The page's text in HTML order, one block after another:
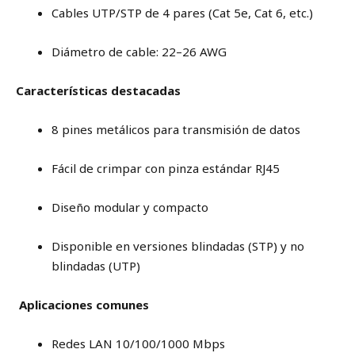
Cables UTP/STP de 4 pares (Cat 5e, Cat 6, etc.)
Diámetro de cable: 22–26 AWG
Características destacadas
8 pines metálicos para transmisión de datos
Fácil de crimpar con pinza estándar RJ45
Diseño modular y compacto
Disponible en versiones blindadas (STP) y no
blindadas (UTP)
Aplicaciones comunes
Redes LAN 10/100/1000 Mbps